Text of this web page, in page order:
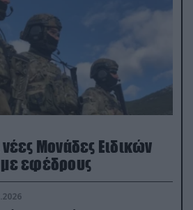
Μονάδες Ειδικών
εφέδρους